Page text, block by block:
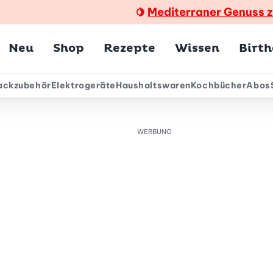
🍋 Mediterraner Genuss
Neu Shop Rezepte Wissen
ElektrogeräteHaushaltswarenKochbücherAbos
WERBUNG